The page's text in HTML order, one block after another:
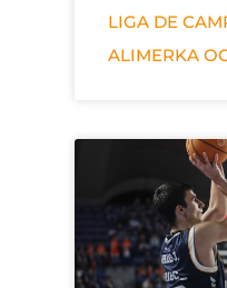
LIGA DE
ALIMERKA